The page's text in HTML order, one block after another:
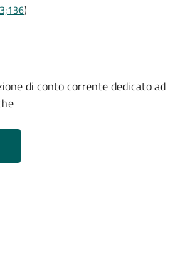
)
di conto corrente dedicato ad